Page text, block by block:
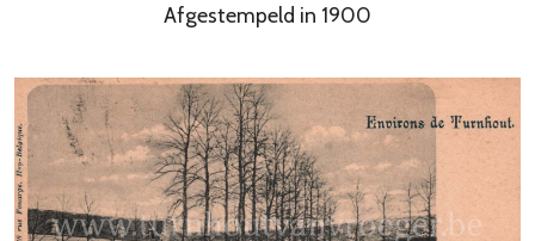
Afgestempeld in 1900